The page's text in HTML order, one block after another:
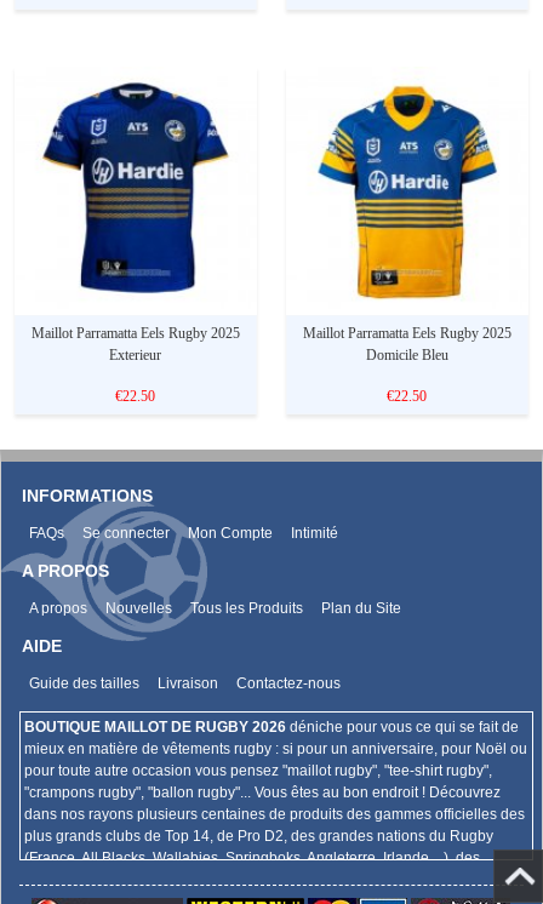
Maillot Parramatta Eels Rugby 2025
Exterieur
€22.50
Maillot Parramatta Eels Rugby 2025
Domicile Bleu
€22.50
INFORMATIONS
FAQs Se connecter Mon Compte Intimité
A PROPOS
A propos Nouvelles Tous les Produits Plan du Site
AIDE
Guide des tailles Livraison Contactez-nous
BOUTIQUE MAILLOT DE RUGBY 2026 déniche pour vous ce qui se fait de
mieux en matière de vêtements rugby : si pour un anniversaire, pour Noël ou
pour toute autre occasion vous pensez "maillot rugby", "tee-shirt rugby",
"crampons rugby", "ballon rugby"... Vous êtes au bon endroit ! Découvrez
dans nos rayons plusieurs centaines de produits des gammes officielles des
plus grands clubs de Top 14, de Pro D2, des grandes nations du Rugby
(France, All Blacks, Wallabies, Springboks, Angleterre, Irlande,...), des
championnats internationaux (Super Rugby, Aviva Premiership, Guinness